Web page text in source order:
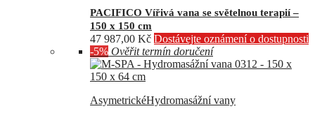
PACIFICO Vířivá vana se světelnou terapií –
150 x 150 cm
47 987,00 Kč Dostávejte oznámení o dostupnosti
-5% Ověřit termín doručení
AsymetrickéHydromasážní vany